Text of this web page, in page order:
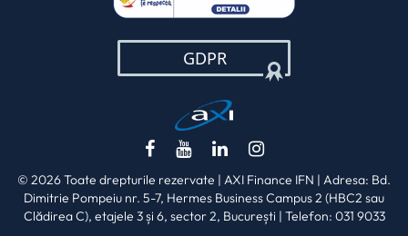
(opens in a new tab)
(opens in a new tab)
(opens in a new tab)
(opens in a new
© 2026 Toate drepturile rezervate | AXI Finance IFN | Adresa: Bd.
Dimitrie Pompeiu nr. 5-7, Hermes Business Campus 2 (HBC2 sau
Clădirea C), etajele 3 și 6, sector 2, București | Telefon: 031 9033